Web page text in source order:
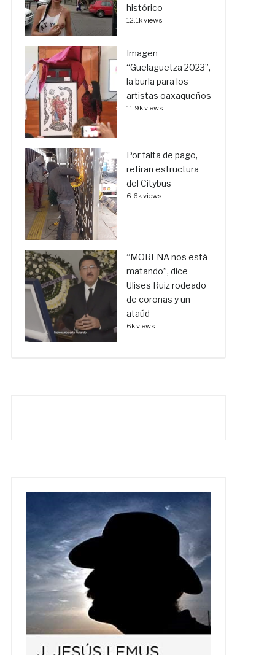
histórico
12.1k views
Imagen
“Guelaguetza 2023”,
la burla para los
artistas oaxaqueños
11.9k views
Por falta de pago,
retiran estructura
del Citybus
6.6k views
“MORENA nos está
matando”, dice
Ulises Ruiz rodeado
de coronas y un
ataúd
6k views